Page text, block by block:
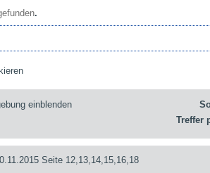
.
einblenden
Treffer
Seite 12,13,14,15,16,18